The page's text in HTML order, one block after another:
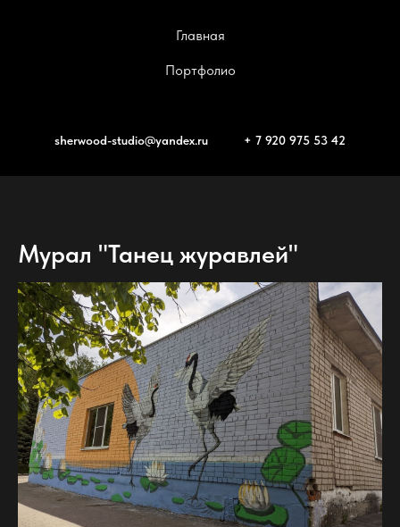
Главная
Портфолио
sherwood-studio@yandex.ru + 7 920 975 53 42
Мурал "Танец журавлей"